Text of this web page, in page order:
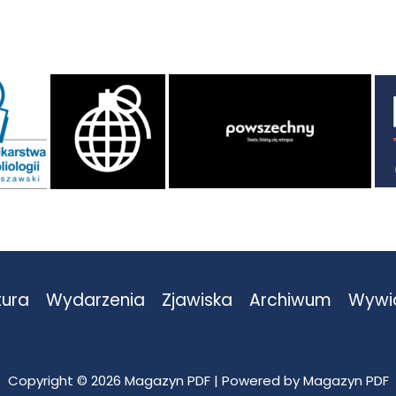
Wydarzenia Zjawiska Archiwum
Copyright © 2026 Magazyn PDF | Powered by Magazyn PDF